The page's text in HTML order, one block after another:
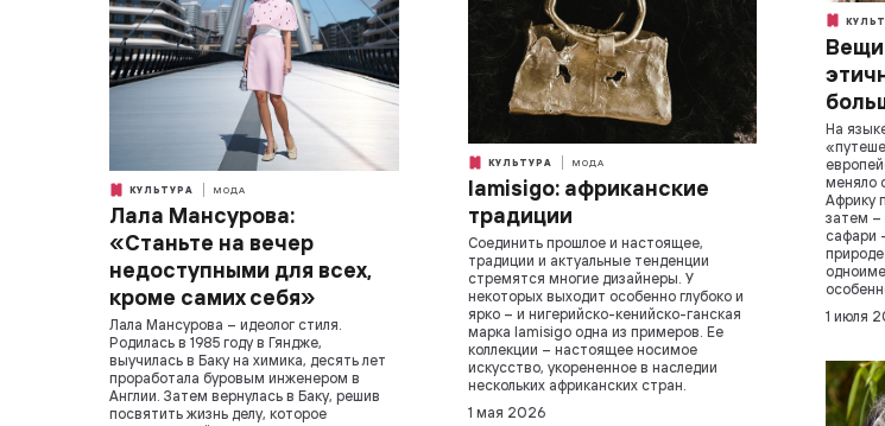
Вещи
На
меняло
Африку
затем –
сафари
1 июля
КУЛЬТУРА МОДА
Iamisigo: африканские
традиции
Соединить прошлое и настоящее,
традиции и актуальные тенденции
стремятся многие дизайнеры. У
некоторых выходит особенно глубоко и
ярко – и нигерийско-кенийско-ганская
марка Iamisigo одна из примеров. Ее
коллекции – настоящее носимое
искусство, укорененное в наследии
нескольких африканских стран.
1 мая 2026
КУЛЬТУРА МОДА
Лала Мансурова:
«Станьте на вечер
недоступными для всех,
кроме самих себя»
Лала Мансурова – идеолог стиля.
Родилась в 1985 году в Гяндже,
выучилась в Баку на химика, десять лет
проработала буровым инженером в
Англии. Затем вернулась в Баку, решив
посвятить жизнь делу, которое